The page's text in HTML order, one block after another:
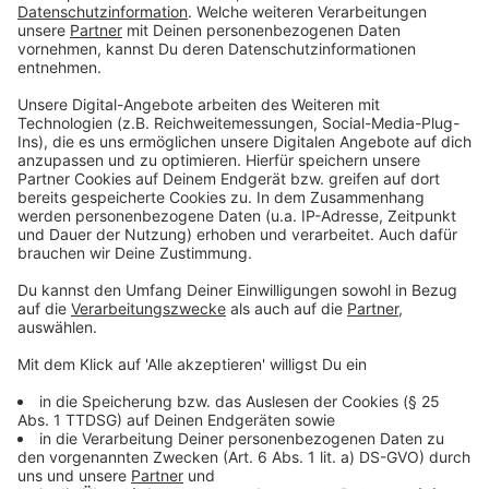
Die ebenfalls neu in den Bundestag einziehende Grüne
Sara Nanni sagt, dass sie "inhaltlich sehr gründliche"
Verhandlungen erwarte. Für sie persönlich sei wichtig,
Afghanistan-Abzug nicht wiederhole. Außerdem müsse
in der Klimapolitik der Weg des "1,5 Grad-Zieles"
beschritten werden:
Anzeige